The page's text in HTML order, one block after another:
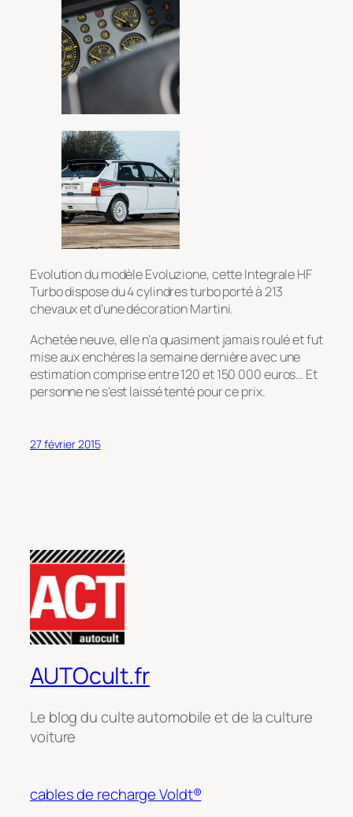
Evolution du modèle Evoluzione, cette Integrale HF
Turbo dispose du 4 cylindres turbo porté à 213
chevaux et d’une décoration Martini.
Achetée neuve, elle n’a quasiment jamais roulé et fut
mise aux enchères la semaine dernière avec une
estimation comprise entre 120 et 150 000 euros… Et
personne ne s’est laissé tenté pour ce prix.
27 février 2015
AUTOcult.fr
Le blog du culte automobile et de la culture
voiture
cables de recharge Voldt®